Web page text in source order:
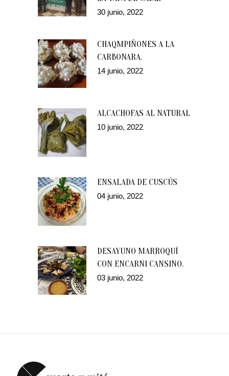
30 junio, 2022
CHAQMPIÑONES A LA
CARBONARA.
14 junio, 2022
ALCACHOFAS AL NATURAL
10 junio, 2022
ENSALADA DE CUSCÚS
04 junio, 2022
DESAYUNO MARROQUÍ
CON ENCARNI CANSINO.
03 junio, 2022